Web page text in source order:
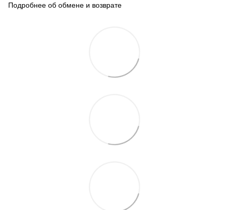
Подробнее об обмене и возврате